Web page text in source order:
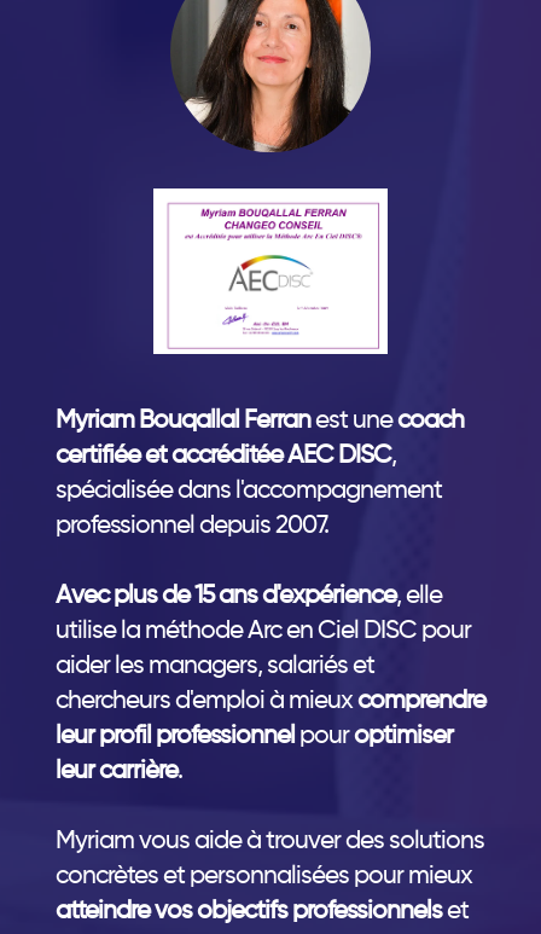
Myriam Bouqallal Ferranest unecoach
certifiée et accréditée AEC DISC,
spécialisée dans l'accompagnement
professionnel depuis 2007.
Avec plus de 15 ans d'expérience, elle
utilise la méthode Arc en Ciel DISC pour
aider les managers, salariés et
chercheurs d'emploi à mieuxcomprendre
leur profil professionnel pouroptimiser
leur carrière.
Myriam vous aide à trouver des solutions
concrètes et personnalisées pour mieux
atteindre vos objectifs professionnelset